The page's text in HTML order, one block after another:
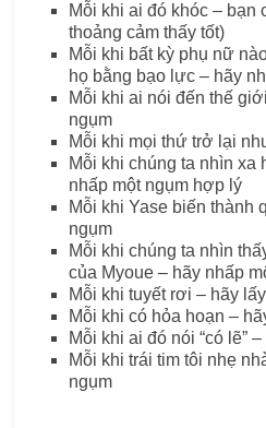
Mỗi khi ai đó khóc – bạn
thoảng cảm thấy tốt)
Mỗi khi bất kỳ phụ nữ
họ bằng bạo lực – hãy
Mỗi khi ai nói đến thế
ngụm
Mỗi khi mọi thứ trở lại
Mỗi khi chúng ta nhìn xa
nhấp một ngụm hợp lý
Mỗi khi Yase biến thành
ngụm
Mỗi khi chúng ta nhìn
của Myoue – hãy nhấp
Mỗi khi tuyết rơi – hãy
Mỗi khi có hỏa hoạn –
Mỗi khi ai đó nói “có lẽ”
Mỗi khi trái tim tôi nhẹ
ngụm